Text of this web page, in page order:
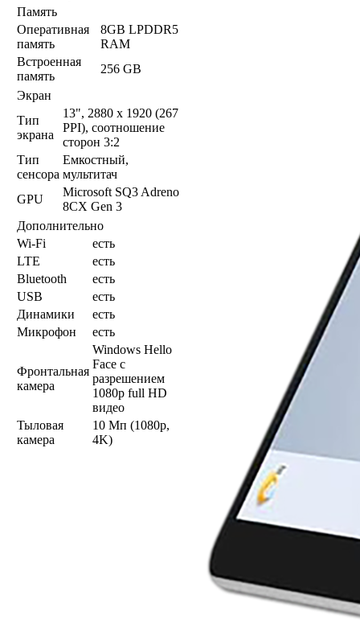
Память
Оперативная
память
8GB LPDDR5
RAM
Встроенная
память
256 GB
Экран
Тип
экрана
13", 2880 x 1920 (267
PPI), соотношение
сторон 3:2
Тип
сенсора
Емкостный,
мультитач
GPU
Microsoft SQ3 Adreno
8CX Gen 3
Дополнительно
Wi-Fi
есть
LTE
есть
Bluetooth
есть
USB
есть
Динамики
есть
Микрофон
есть
Фронтальная
камера
Windows Hello
Face с
разрешением
1080p full HD
видео
Тыловая
камера
10 Мп (1080p,
4K)